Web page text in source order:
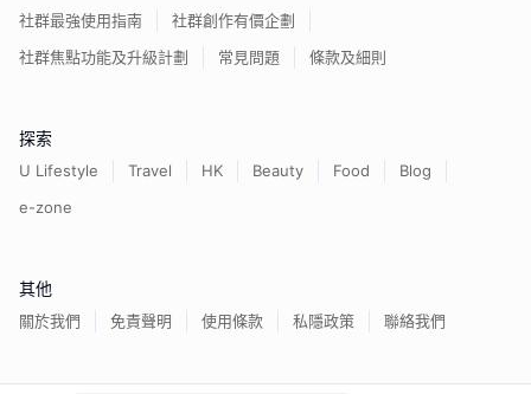
社群最強使用指南
社群創作有價企劃
社群焦點功能及升級計劃
常見問題 條款及細則
探索
U Lifestyle Travel HK Beauty Food
Blog
e-zone
其他
關於我們 免責聲明 使用條款 私隱政策 聯絡我們